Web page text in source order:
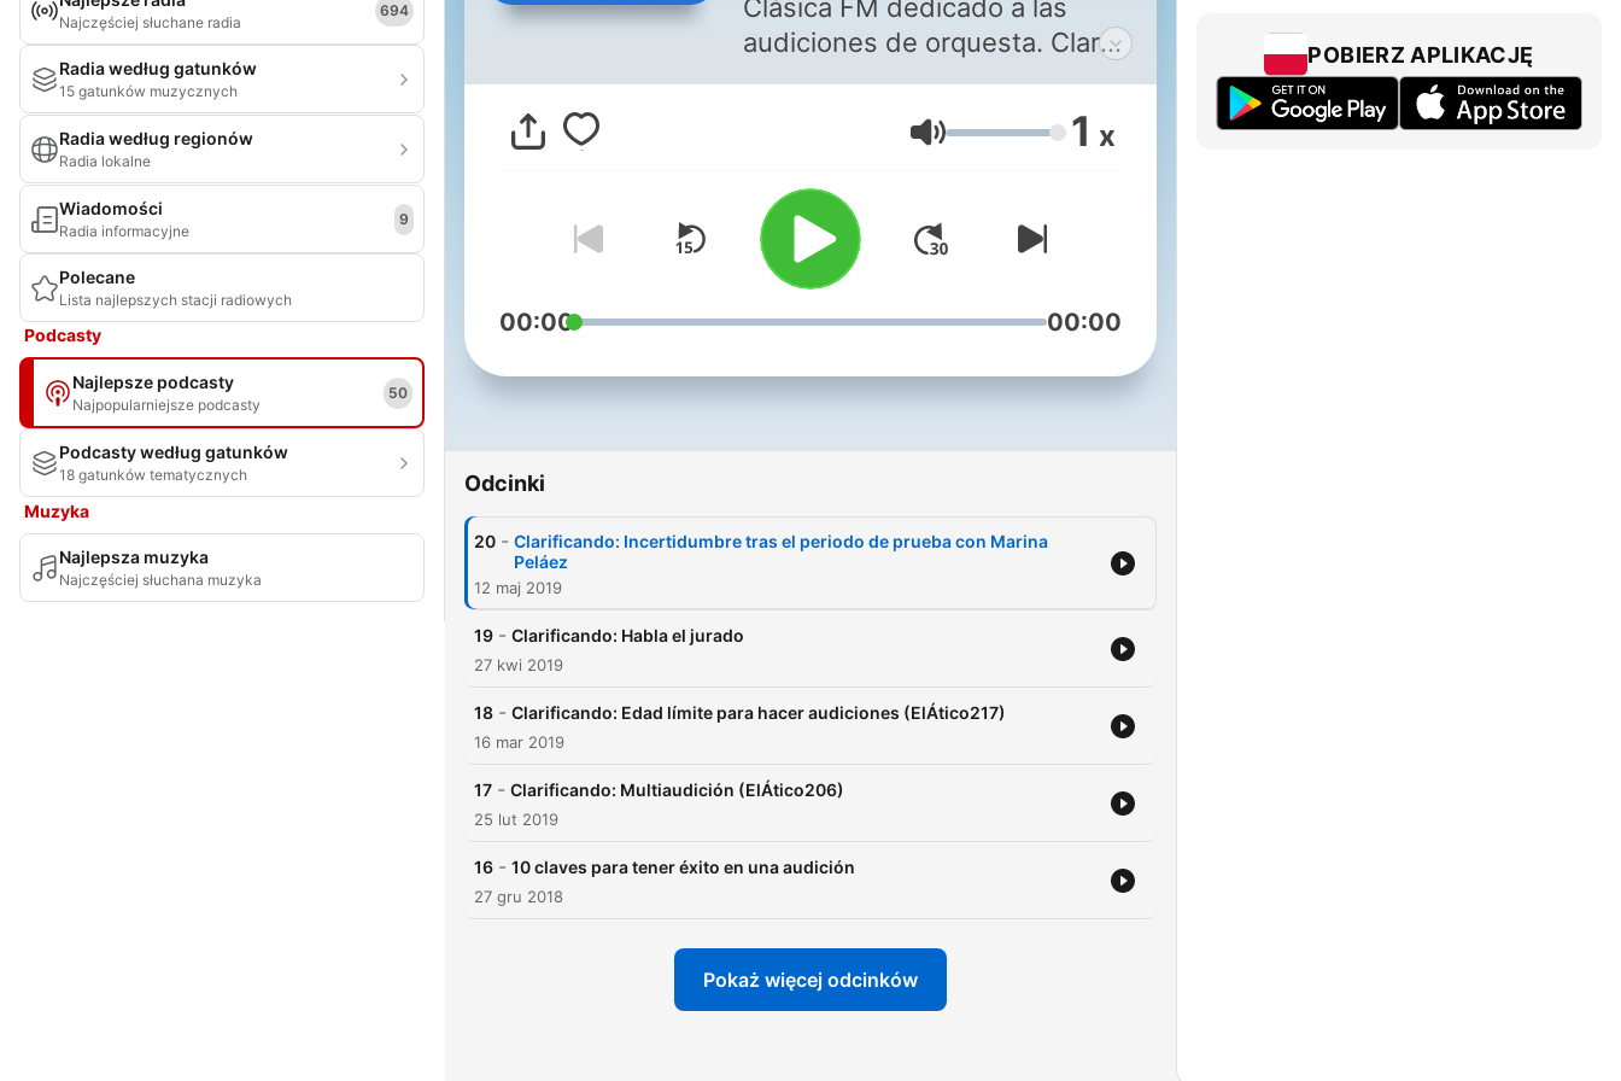
Najczęściej słuchane radia
694
Radia według gatunków
15 gatunków muzycznych
Radia według regionów
Radia lokalne
Wiadomości
Radia informacyjne
9
Polecane
Lista najlepszych stacji radiowych
Podcasty
Najlepsze podcasty
Najpopularniejsze podcasty
50
Podcasty według gatunków
18 gatunków tematycznych
Muzyka
Najlepsza muzyka
Najczęściej słuchana muzyka
Clásica FM dedicado a las
audiciones de orquesta. Clara
Sánchez repasa todas las
convocatorias vigentes,
entrevista a los protagonistas
de estos procesos (ganadores,
participantes, solistas de
orquestas, miembros de
tribunales, etc.) y te trae los
mejores trucos y consejos para
pierdas!
Głośność 1 x
00:00 00:00
Odcinki
20 - Clarificando: Incertidumbre tras el periodo de prueba con Marina
Peláez
12 maj 2019
19 - Clarificando: Habla el jurado
27 kwi 2019
18 - Clarificando: Edad límite para hacer audiciones (ElÁtico217)
16 mar 2019
17 - Clarificando: Multiaudición (ElÁtico206)
25 lut 2019
16 - 10 claves para tener éxito en una audición
27 gru 2018
Pokaż więcej odcinków
POBIERZ APLIKACJĘ